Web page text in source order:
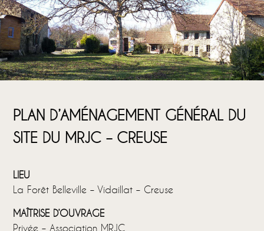
PLAN D’AMÉNAGEMENT GÉNÉRAL DU
SITE DU MRJC – CREUSE
LIEU
La Forêt Belleville – Vidaillat – Creuse
MAÎTRISE D’OUVRAGE
Privée – Association MRJC